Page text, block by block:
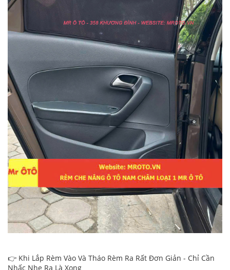
👉 Khi Lắp Rèm Vào Và Tháo Rèm Ra Rất Đơn Giản - Chỉ Cần
Nhấc Nhẹ Ra Là Xong